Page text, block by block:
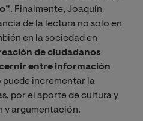
. Finalmente, Joaquín
de la lectura no solo en
en la sociedad en
de ciudadanos
entre información
puede incrementar la
por el aporte de cultura y
y argumentación.